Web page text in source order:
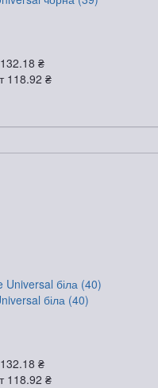
132.18 ₴
118.92 ₴
біла (40)
132.18 ₴
118.92 ₴